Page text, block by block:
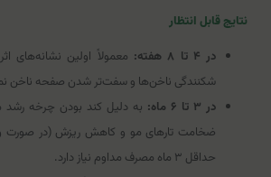
نتایج قابل انتظار
در ۴ تا ۸ هفته:
معمولاً اولین
شکنندگی ناخن‌ها و سفت‌تر شدن صفحه ناخن
در ۳ تا ۶ ماه:
به دلیل کند بودن چرخه رشد
ضخامت تارهای مو و کاهش ریزش (در صورت
حداقل ۳ ماه مصرف مداوم نیاز دارد.